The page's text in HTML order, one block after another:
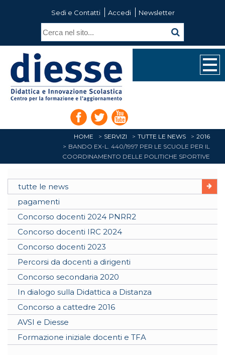
Sedi e Contatti Accedi Newsletter
HOME SERVIZI TUTTE LE NEWS
2016
BANDO EX-L. 440/1997 PER LE SCUOLE PER IL
COORDINAMENTO DELLE POLITICHE SPORTIVE
tutte le news
pagamenti
Concorso docenti 2024 PNRR2
Concorso docenti IRC 2024
Concorso docenti 2023
Percorsi da docenti a dirigenti
Concorso secondaria 2020
In dialogo sulla Didattica a Distanza
Concorso a cattedre 2016
AVSI e Diesse
Formazione iniziale docenti e TFA